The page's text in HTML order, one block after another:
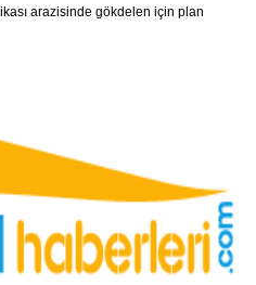
arazisinde gökdelen için plan